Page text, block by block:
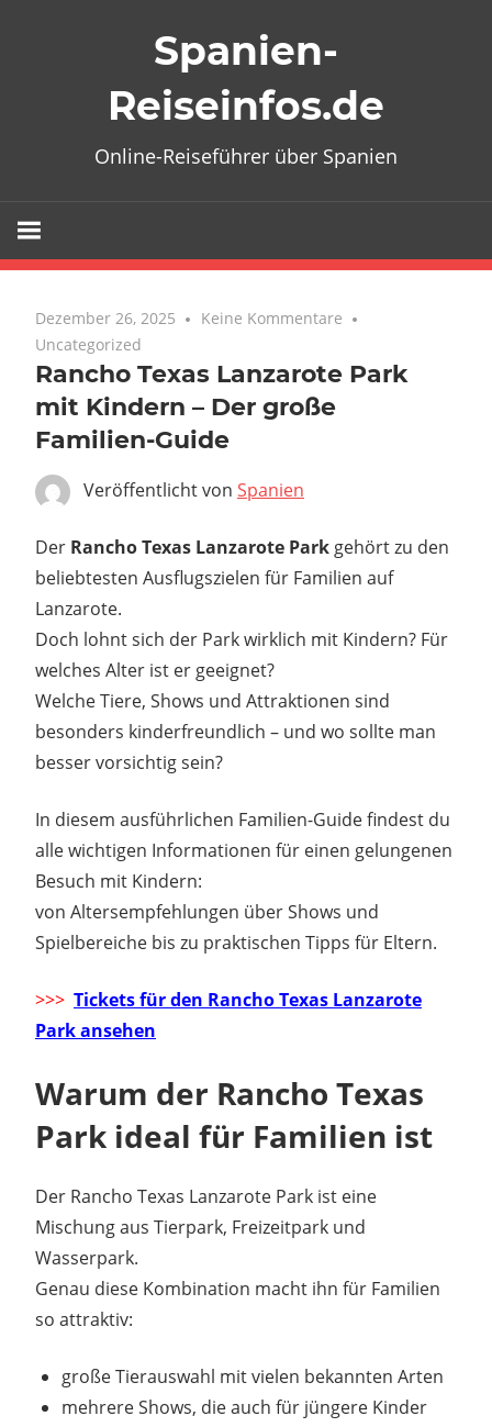
Spanien-
Reiseinfos.de
Online-Reiseführer über Spanien
Dezember 26, 2025
Keine Kommentare
Uncategorized
Rancho Texas Lanzarote Park
mit Kindern – Der große
Familien-Guide
Veröffentlicht von Spanien
Der Rancho Texas Lanzarote Park gehört zu den
beliebtesten Ausflugszielen für Familien auf
Lanzarote.
Doch lohnt sich der Park wirklich mit Kindern? Für
welches Alter ist er geeignet?
Welche Tiere, Shows und Attraktionen sind
besonders kinderfreundlich – und wo sollte man
besser vorsichtig sein?
In diesem ausführlichen Familien-Guide findest du
alle wichtigen Informationen für einen gelungenen
Besuch mit Kindern:
von Alters­empfehlungen über Shows und
Spielbereiche bis zu praktischen Tipps für Eltern.
>>> Tickets für den Rancho Texas Lanzarote
Park ansehen
Warum der Rancho Texas
Park ideal für Familien ist
Der Rancho Texas Lanzarote Park ist eine
Mischung aus Tierpark, Freizeitpark und
Wasserpark.
Genau diese Kombination macht ihn für Familien
so attraktiv:
große Tierauswahl mit vielen bekannten Arten
mehrere Shows, die auch für jüngere Kinder